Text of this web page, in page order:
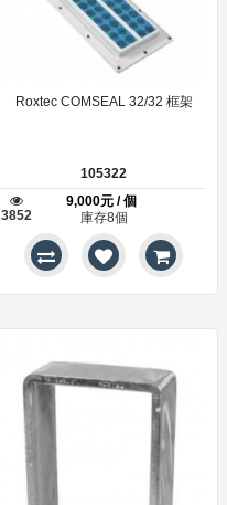
Roxtec COMSEAL 32/32 框架
105322
3852
9,000元 / 個
庫存8個